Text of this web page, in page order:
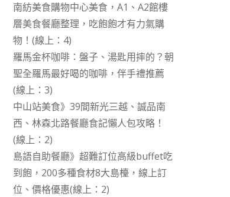
南紡美食購物中心美食，A1、A2館樓
層美食餐廳整理，吃飽飽才有力氣購
物！(線上：4)
羅馬金杯咖啡：盤子、湯匙用摔的？朝
聖全羅馬最好喝的咖啡，伴手禮推薦
(線上：3)
中山站美食》39間新光三越、誠品南
西、林森北路餐廳食記懶人包攻略！
(線上：2)
島語自助餐廳》超難訂位高級buffet吃
到飽，200多種食材8大島檯，線上訂
位、價格優惠(線上：2)